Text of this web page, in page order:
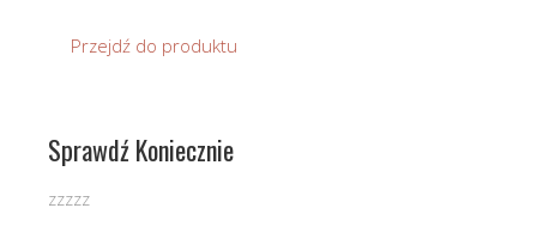
Przejdź do produktu
Sprawdź Koniecznie
zzzzz